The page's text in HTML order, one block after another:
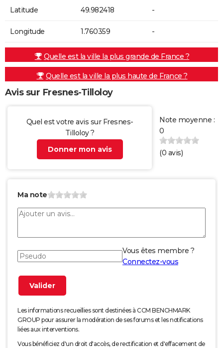
Latitude 49.982418 -
Longitude 1.760359 -
Quelle est la ville la plus grande de France ?
Quelle est la ville la plus haute de France ?
Avis sur Fresnes-Tilloloy
Quel est votre avis sur Fresnes-
Tilloloy ?
Donner mon avis
Note moyenne :
0
(0 avis)
Ma note
Vous êtes membre ?
Connectez-vous
Les informations recueillies sont destinées à CCM BENCHMARK
GROUP pour assurer la modération de ses forums et les notifications
liées aux interventions.
Vous bénéficiez d'un droit d'accès, de rectification et d'effacement de